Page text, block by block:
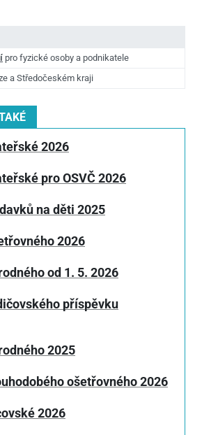
pro fyzické osoby a podnikatele
a Středočeském kraji
2026
pro OSVČ 2026
na děti 2025
2026
od 1. 5. 2026
příspěvku
2025
ošetřovného 2026
2026